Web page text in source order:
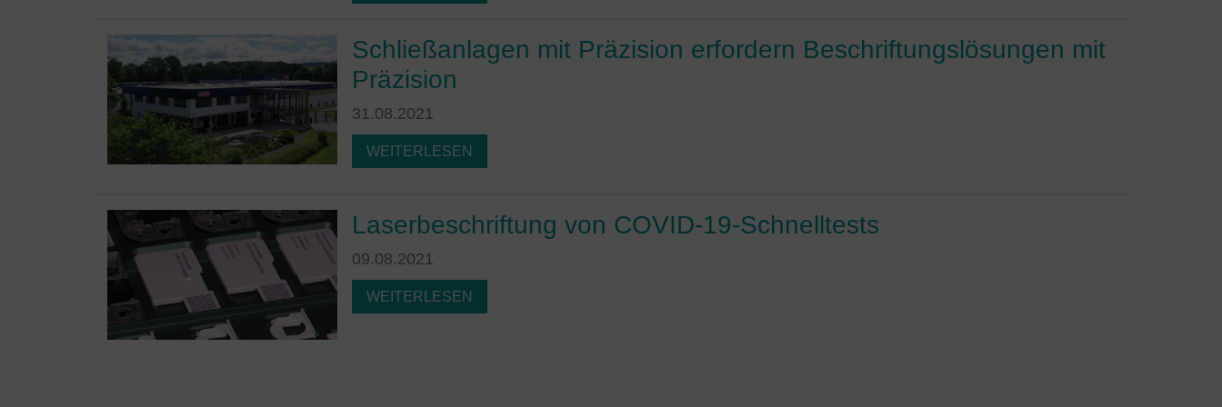
Schließanlagen mit Präzision erfordern Beschriftungslösungen mit
Präzision
31.08.2021
WEITERLESEN
Laserbeschriftung von COVID-19-Schnelltests
09.08.2021
WEITERLESEN
Es besteht insbesondere das Risiko, das Ihre Daten durch US-
Behörden zu Kontroll- und Überwachungszwecken,
möglicherweise auch ohne Rechtsbehelfsmöglichkeiten,
verarbeitet werden. Wenn Sie auf "nur essenzielle Cookies
akzeptieren" klicken, findet die vorgehend beschriebene